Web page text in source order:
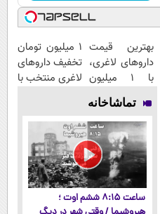
بهترین قیمت
داروهای لاغری،
با ۱ میلیون
تخفیف و ارسال
از داروخانه‌
۱ میلیون تومان
تخفیف داروهای
لاغری منتخب با
نزدیکت
تماشاخانه
ساعت ۸:۱۵ ششم اوت ؛